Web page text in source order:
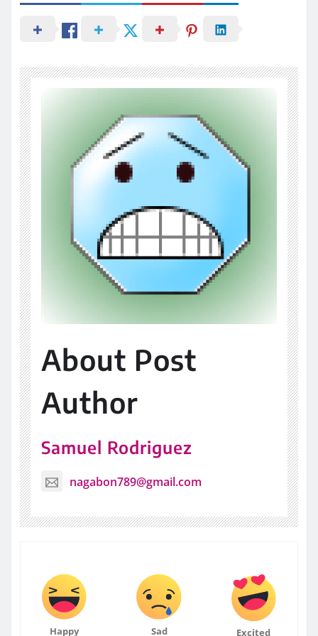
About Post
Author
Samuel Rodriguez
nagabon789@gmail.com
Happy Sad Excited